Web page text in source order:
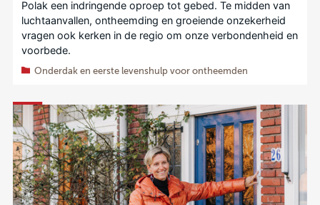
Polak een indringende oproep tot gebed. Te midden van
luchtaanvallen, ontheemding en groeiende onzekerheid
vragen ook kerken in de regio om onze verbondenheid en
voorbede.
Onderdak en eerste levenshulp voor ontheemden